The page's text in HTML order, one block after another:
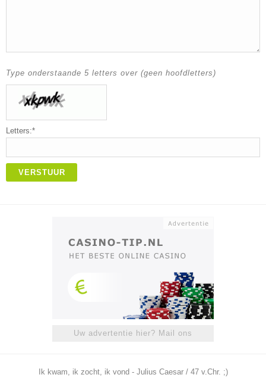
Type onderstaande 5 letters over (geen hoofdletters)
Letters:*
VERSTUUR
Uw advertentie hier? Mail ons
Ik kwam, ik zocht, ik vond - Julius Caesar / 47 v.Chr. ;)